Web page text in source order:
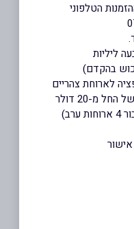
הטלפוני
בהקדם)
לארוחת צהריים
במסעדות מקומיות בעלות משוערת של החל מ-20 דולר